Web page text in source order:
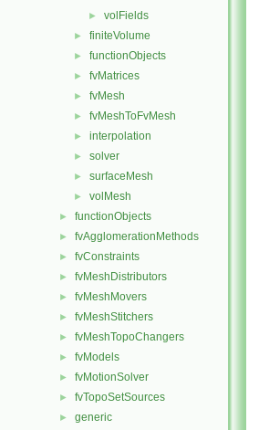
► volFields
► finiteVolume
► functionObjects
► fvMatrices
► fvMesh
► fvMeshToFvMesh
► interpolation
► solver
► surfaceMesh
► volMesh
► functionObjects
► fvAgglomerationMethods
► fvConstraints
► fvMeshDistributors
► fvMeshMovers
► fvMeshStitchers
► fvMeshTopoChangers
► fvModels
► fvMotionSolver
► fvTopoSetSources
► generic